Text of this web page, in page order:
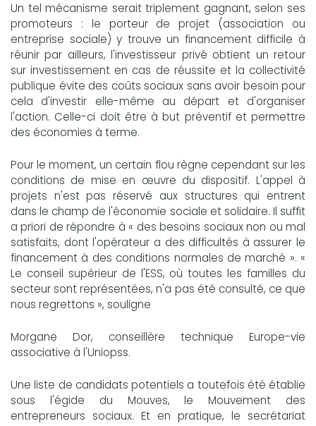
Un tel mécanisme serait triplement gagnant, selon ses
promoteurs : le porteur de projet (association ou
entreprise sociale) y trouve un financement difficile à
réunir par ailleurs, l'investisseur privé obtient un retour
sur investissement en cas de réussite et la collectivité
publique évite des coûts sociaux sans avoir besoin pour
cela d'investir elle-même au départ et d'organiser
l'action. Celle-ci doit être à but préventif et permettre
des économies à terme.
Pour le moment, un certain flou règne cependant sur les
conditions de mise en œuvre du dispositif. L'appel à
projets n'est pas réservé aux structures qui entrent
dans le champ de l'économie sociale et solidaire. Il suffit
a priori de répondre à « des besoins sociaux non ou mal
satisfaits, dont l'opérateur a des difficultés à assurer le
financement à des conditions normales de marché ». «
Le conseil supérieur de l'ESS, où toutes les familles du
secteur sont représentées, n'a pas été consulté, ce que
nous regrettons », souligne
Morgane Dor, conseillère technique Europe-vie
associative à l'Uniopss.
Une liste de candidats potentiels a toutefois été établie
sous l'égide du Mouves, le Mouvement des
entrepreneurs sociaux. Et en pratique, le secrétariat